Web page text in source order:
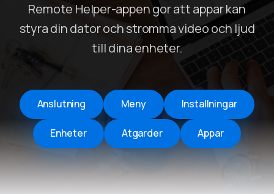
Remote Helper-appen gor att appar kan
styra din dator och stromma video och ljud
till dina enheter.
Anslutning Meny Installningar
Enheter Atgarder Appar